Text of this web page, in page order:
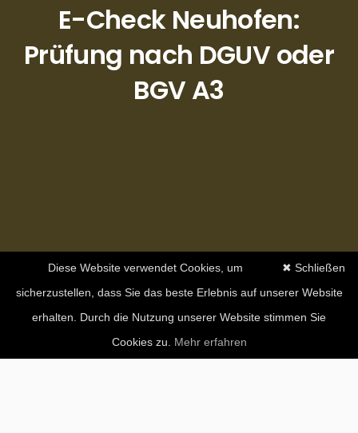
E-Check Neuhofen:
Prüfung nach DGUV oder
BGV A3
✖ Schließen
Diese Website verwendet Cookies, um
sicherzustellen, dass Sie das beste Erlebnis auf unserer Website
erhalten. Durch die Nutzung unserer Website stimmen Sie
Cookies zu. Mehr erfahren